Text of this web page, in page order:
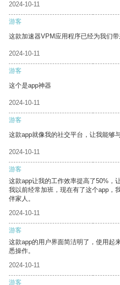
2024-10-11
游客
这款加速器VPM应用程序已经为我们带
2024-10-11
游客
这个是app神器
2024-10-11
游客
这款app就像我的社交平台，让我能够
2024-10-11
游客
这款app让我的工作效率提高了50%，
我以前经常加班，现在有了这个app，
伴家人。
2024-10-11
游客
这款app的用户界面简洁明了，使用起
悉操作。
2024-10-11
游客